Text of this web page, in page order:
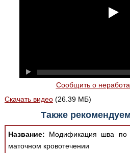
Сообщить о
Скачать видео(26.39 МБ)
Также
Название: Модификация шва по
маточном кровотечении